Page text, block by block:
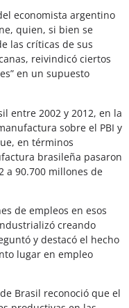
economista argentino
quien, si bien se
las críticas de sus
reivindicó ciertos
en un supuesto
entre 2002 y 2012, en la
sobre el PBI y
en términos
brasileña pasaron
a 90.700 millones de
de empleos en esos
creando
y destacó el hecho
lugar en empleo
Brasil reconoció que el